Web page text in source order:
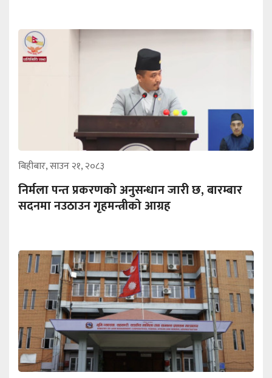
बिहीबार, साउन २१, २०८३
निर्मला पन्त प्रकरणको अनुसन्धान जारी छ, बारम्बार
सदनमा नउठाउन गृहमन्त्रीको आग्रह